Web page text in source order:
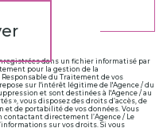
dans un fichier informatisé par
pour la gestion de la
du Traitement de vos
sur l'intérêt légitime de l'Agence / du
et sont destinées à l'Agence / au
», vous disposez des droits d’accès, de
et de portabilité de vos données. Vous
directement l’Agence / Le
sur vos droits. Si vous